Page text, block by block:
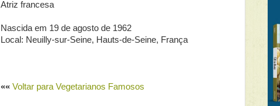
Atriz francesa
Nascida em 19 de agosto de 1962
Local: Neuilly-sur-Seine, Hauts-de-Seine, França
«« Voltar para Vegetarianos Famosos